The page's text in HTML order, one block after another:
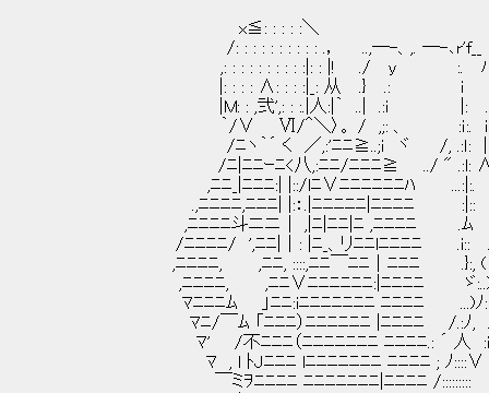
x≦: : : : :＼
/: : : : : : : : : : .， ..,─-、,. ─-､
,: : : : : : : : : :|: : |! ./ y
|: : : : ∧: : : :|_: 从
|M: : ,弐',: : :.|人:|｀ ..| .:i |:
｀/∨ Ⅵ/＾＼〉。 / ,;: 、 :ｉ:. i
/ﾆヽ｀´ く ／,:'ﾆﾆ≧..;ｉ ヾ /, .:ｌ: |
/ﾆ|ﾆﾆｰﾆ<八,:ﾆﾆ/ﾆﾆﾆ≧ ../ " .:l:
,ﾆﾆ_|ﾆﾆﾆ:| |::/lﾆ∨ﾆﾆﾆﾆﾆﾆﾊ ...:|:. i
.,ﾆﾆﾆﾆ,ﾆﾆﾆ| |:：.|ﾆﾆﾆﾆﾆ|ﾆﾆﾆﾆ :|:: |
,ﾆﾆﾆﾆ斗ニニ｜ ,|ﾆ|ﾆﾆ|ﾆ ,ﾆﾆﾆﾆ .ﾑ {
/ﾆﾆﾆﾆ/ ',ﾆﾆ|｜: |ﾆ_、リﾆﾆlﾆﾆﾆﾆ .i::
,ﾆﾆﾆﾆ, ,ﾆﾆ, ::::,ﾆﾆ￣ﾆﾆ｜ﾆﾆﾆ .}:, ( i
,ﾆﾆﾆﾆ, ,ﾆﾆ∨ﾆﾆﾆﾆﾆﾆ:|ﾆﾆﾆﾆ ゞ:..)| i
ﾏﾆﾆﾆﾑ 」ﾆﾆ:iﾆﾆﾆﾆﾆﾆﾆ ﾆﾆﾆﾆ ...)ﾉ
ﾏﾆ/￣ﾑ 「ﾆﾆﾆ）ﾆﾆﾆﾆﾆﾆ |ﾆﾆﾆﾆ /.:ﾉ,
ﾏ' /不ﾆﾆﾆ（ﾆﾆﾆﾆﾆﾆﾆ ﾆﾆﾆﾆ.: ´ 人 :i
ﾏ , l ﾄJﾆﾆﾆ lﾆﾆﾆﾆﾆﾆﾆ ﾆﾆﾆﾆ ; ﾉ::::∨
￣ミｦﾆﾆﾆﾆ ﾆﾆﾆﾆﾆﾆﾆ|ﾆﾆﾆﾆ /:::::::::